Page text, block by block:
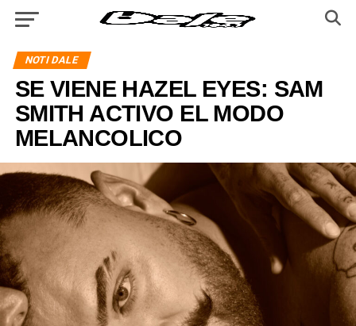
NOTI DALE
SE VIENE HAZEL EYES: SAM
SMITH ACTIVO EL MODO
MELANCOLICO